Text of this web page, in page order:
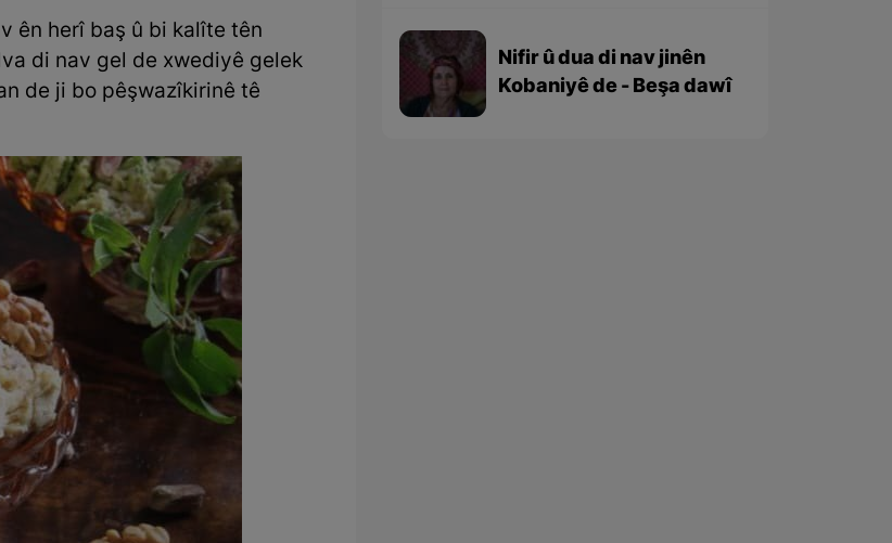
ên herî baş û bi kalîte tên
di nav gel de xwediyê gelek
de ji bo pêşwazîkirinê tê
Nifir û dua di nav jinên
Kobaniyê de - Beşa dawî